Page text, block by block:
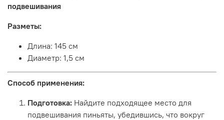
подвешивания
Разметы:
Длина: 145 см
Диаметр: 1,5 см
Способ применения:
Подготовка: Найдите подходящее место для
подвешивания пиньяты, убедившись, что вокруг